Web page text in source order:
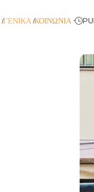
ΓΕΝΙΚΆ ΚΟΙΝΩΝΊΑ